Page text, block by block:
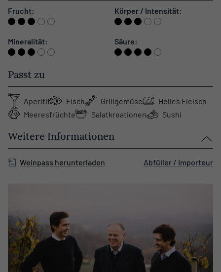
Frucht: Körper / Intensität:
Mineralität: Säure:
Passt zu
Aperitif Fisch Grillgemüse
Helles Fleisch
Meeresfrüchte
Salatkreationen Sushi
Weitere Informationen
Weinpass herunterladen Abfüller / Importeur